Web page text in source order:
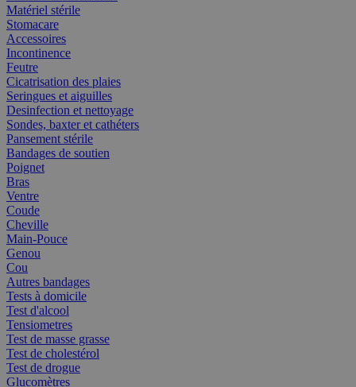
Matériel stérile
Stomacare
Accessoires
Incontinence
Feutre
Cicatrisation des plaies
Seringues et aiguilles
Desinfection et nettoyage
Sondes, baxter et cathéters
Pansement stérile
Bandages de soutien
Poignet
Bras
Ventre
Coude
Cheville
Main-Pouce
Genou
Cou
Autres bandages
Tests à domicile
Test d'alcool
Tensiometres
Test de masse grasse
Test de cholestérol
Test de drogue
Glucomètres